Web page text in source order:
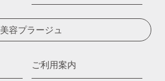
美容プラージュ
ご利用案内